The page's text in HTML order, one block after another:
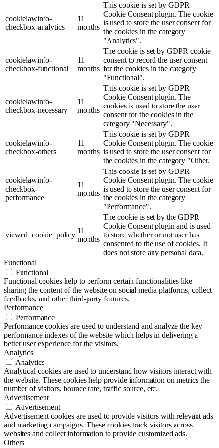
cookielawinfo-
checkbox-analytics
11
months
This cookie is set by GDPR
Cookie Consent plugin. The cookie
is used to store the user consent for
the cookies in the category
"Analytics".
cookielawinfo-
checkbox-functional
11
months
The cookie is set by GDPR cookie
consent to record the user consent
for the cookies in the category
"Functional".
cookielawinfo-
checkbox-necessary
11
months
This cookie is set by GDPR
Cookie Consent plugin. The
cookies is used to store the user
consent for the cookies in the
category "Necessary".
cookielawinfo-
checkbox-others
11
months
This cookie is set by GDPR
Cookie Consent plugin. The cookie
is used to store the user consent for
the cookies in the category "Other.
cookielawinfo-
checkbox-
performance
11
months
This cookie is set by GDPR
Cookie Consent plugin. The cookie
is used to store the user consent for
the cookies in the category
"Performance".
viewed_cookie_policy
11
months
The cookie is set by the GDPR
Cookie Consent plugin and is used
to store whether or not user has
consented to the use of cookies. It
does not store any personal data.
Functional
Functional
Functional cookies help to perform certain functionalities like
sharing the content of the website on social media platforms, collect
feedbacks, and other third-party features.
Performance
Performance
Performance cookies are used to understand and analyze the key
performance indexes of the website which helps in delivering a
better user experience for the visitors.
Analytics
Analytics
Analytical cookies are used to understand how visitors interact with
the website. These cookies help provide information on metrics the
number of visitors, bounce rate, traffic source, etc.
Advertisement
Advertisement
Advertisement cookies are used to provide visitors with relevant ads
and marketing campaigns. These cookies track visitors across
websites and collect information to provide customized ads.
Others